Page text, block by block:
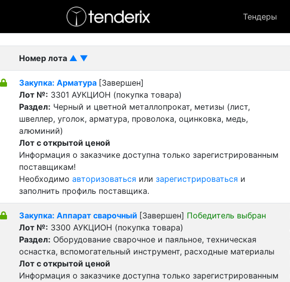
Тендеры
- Завершенный лот
Номер лота ▲ ▼
Закупка: Арматура [Завершен]
Лот №: 3301 АУКЦИОН (покупка товара)
Раздел: Черный и цветной металлопрокат, метизы (лист,
швеллер, уголок, арматура, проволока, оцинковка, медь,
алюминий)
Лот с открытой ценой
Информация о заказчике доступна только зарегистрированным
поставщикам!
Необходимо авторизоваться или зарегистрироваться и
заполнить профиль поставщика.
Закупка: Аппарат сварочный [Завершен] Победитель выбран
Лот №: 3300 АУКЦИОН (покупка товара)
Раздел: Оборудование сварочное и паяльное, техническая
оснастка, вспомогательный инструмент, расходные материалы
Лот с открытой ценой
Информация о заказчике доступна только зарегистрированным